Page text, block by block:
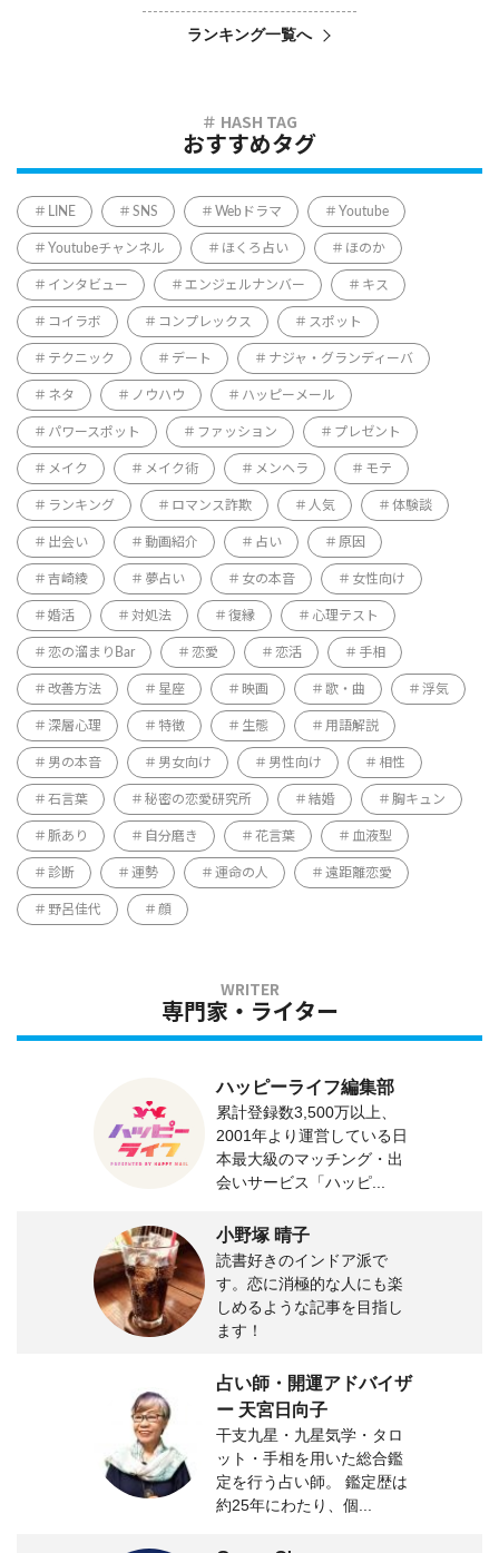
ランキング一覧へ
おすすめタグ
LINE SNS Webドラマ Youtube
Youtubeチャンネル ほくろ占い ほのか
インタビュー エンジェルナンバー キス
コイラボ コンプレックス スポット
テクニック デート ナジャ・グランディーバ
ネタ ノウハウ ハッピーメール
パワースポット ファッション プレゼント
メイク メイク術 メンヘラ モテ
ランキング ロマンス詐欺 人気 体験談
出会い 動画紹介 占い 原因
吉崎綾 夢占い 女の本音 女性向け
婚活 対処法 復縁 心理テスト
恋の溜まりBar 恋愛 恋活 手相
改善方法 星座 映画 歌・曲 浮気
深層心理 特徴 生態 用語解説
男の本音 男女向け 男性向け 相性
石言葉 秘密の恋愛研究所 結婚 胸キュン
脈あり 自分磨き 花言葉 血液型
診断 運勢 運命の人 遠距離恋愛
野呂佳代 顔
専門家・ライター
ハッピーライフ編集部
累計登録数3,500万以上、
2001年より運営している日
本最大級のマッチング・出
会いサービス「ハッピ...
小野塚 晴子
読書好きのインドア派で
す。恋に消極的な人にも楽
しめるような記事を目指し
ます！
占い師・開運アドバイザ
ー 天宮日向子
干支九星・九星気学・タロ
ット・手相を用いた総合鑑
定を行う占い師。 鑑定歴は
約25年にわたり、個...